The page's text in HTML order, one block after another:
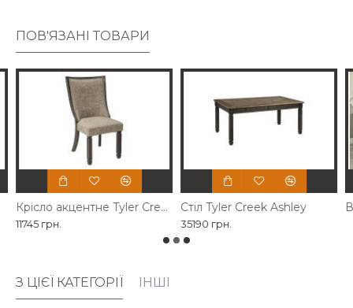
ПОВ'ЯЗАНІ ТОВАРИ
Крісло акцентне Tyler Creek Ashley
11745 грн.
Стіл Tyler Creek Ashley
35190 грн.
З ЦІЄЇ КАТЕГОРІЇ ІНШІ